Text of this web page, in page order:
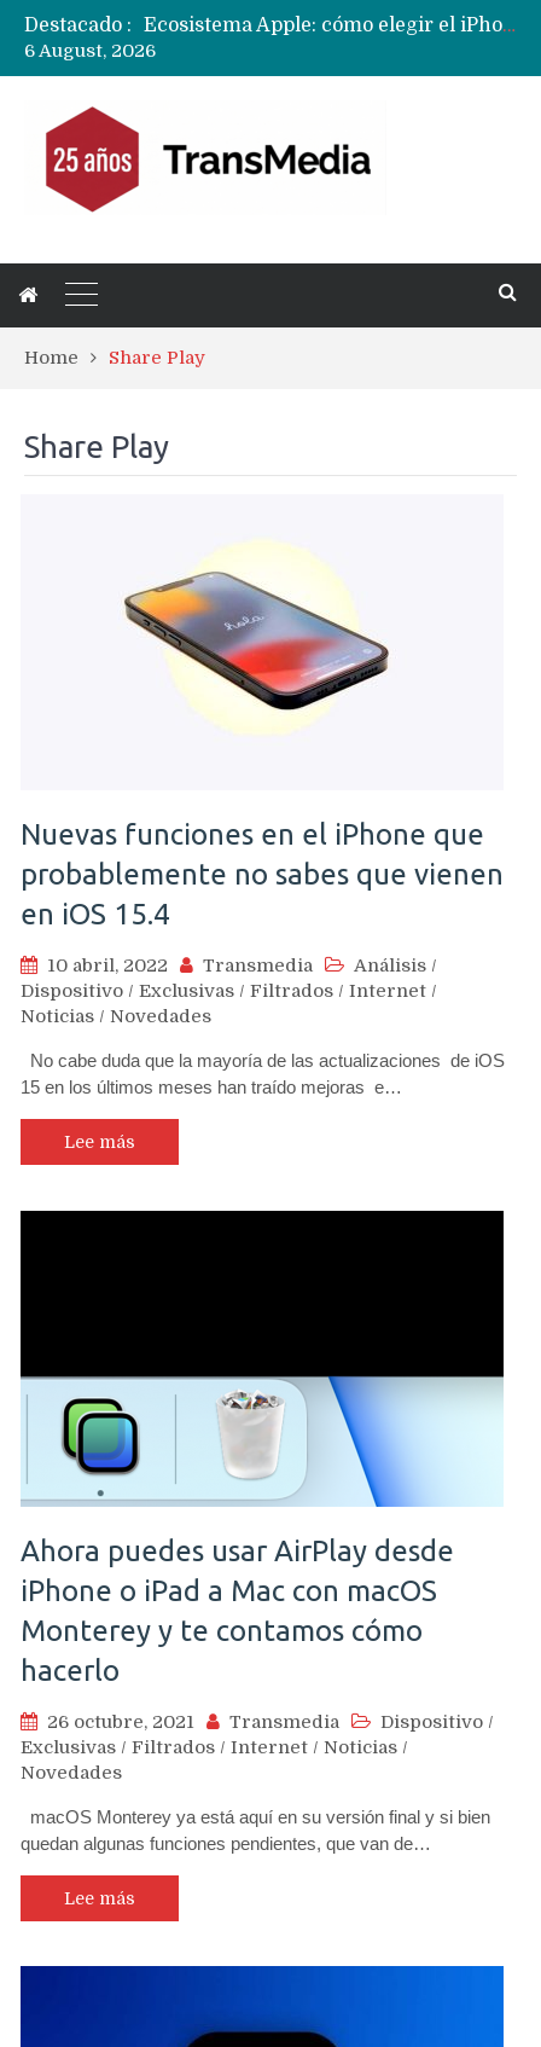
Destacado :
Nuevas filtraciones del Mate 90 Pro Max apuntan a potenciar las cámaras y pantalla OLED doble capa
6 August, 2026
Home Share Play
Share Play
Nuevas funciones en el iPhone que
probablemente no sabes que vienen
en iOS 15.4
10 abril, 2022 Transmedia Análisis /
Dispositivo / Exclusivas / Filtrados / Internet /
Noticias / Novedades
No cabe duda que la mayoría de las actualizaciones de iOS
15 en los últimos meses han traído mejoras e…
Lee más
Ahora puedes usar AirPlay desde
iPhone o iPad a Mac con macOS
Monterey y te contamos cómo
hacerlo
26 octubre, 2021 Transmedia Dispositivo /
Exclusivas / Filtrados / Internet / Noticias /
Novedades
macOS Monterey ya está aquí en su versión final y si bien
quedan algunas funciones pendientes, que van de…
Lee más